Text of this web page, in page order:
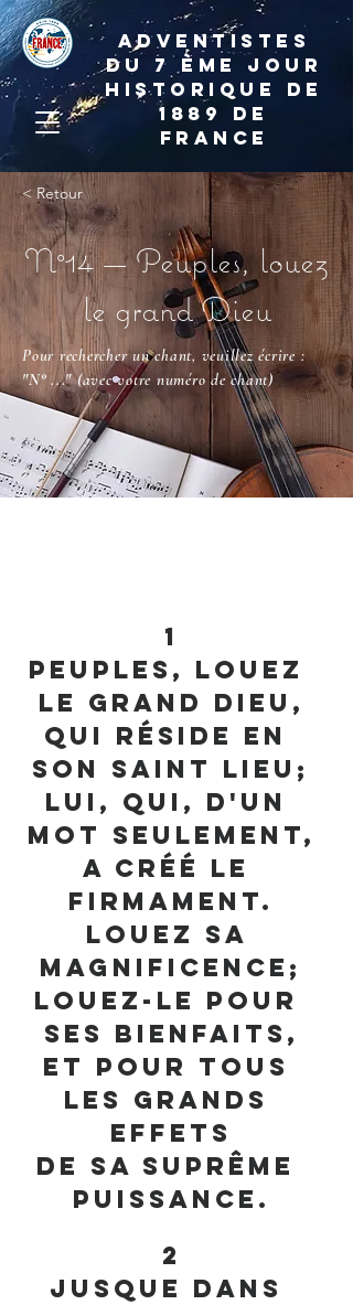
ADVENTISTES
DU 7 ème JOUR
HISTORIQUE DE
1889 de
france
< Retour
N°14 — Peuples, louez
le grand Dieu
Pour rechercher un chant, veuillez écrire :
"N° ..."(avec votre numéro de chant)
1
Peuples, louez
le grand Dieu,
Qui réside en
son saint lieu;
Lui, qui, d'un
mot seulement,
A créé le
firmament.
Louez sa
magnificence;
Louez-le pour
ses bienfaits,
Et pour tous
les grands
effets
De sa suprême
puissance.
2
Jusque dans